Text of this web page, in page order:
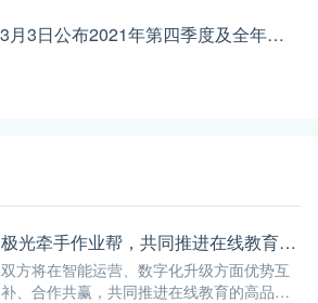
极光将于2022年3月3日公布2021年第四季度及全年财报
极光牵手作业帮，共同推进在线教育高品质发展
双方将在智能运营、数字化升级方面优势互
补、合作共赢，共同推进在线教育的高品质